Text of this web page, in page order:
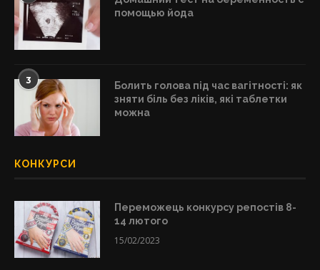
помощью йода
3
Болить голова під час вагітності: як
зняти біль без ліків, які таблетки
можна
КОНКУРСИ
Переможець конкурсу репостів 8-
14 лютого
15/02/2023